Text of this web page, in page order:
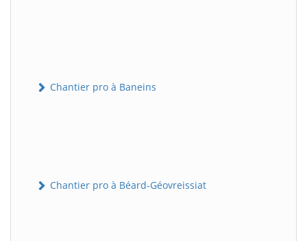
Chantier pro à Baneins
Chantier pro à Béard-Géovreissiat